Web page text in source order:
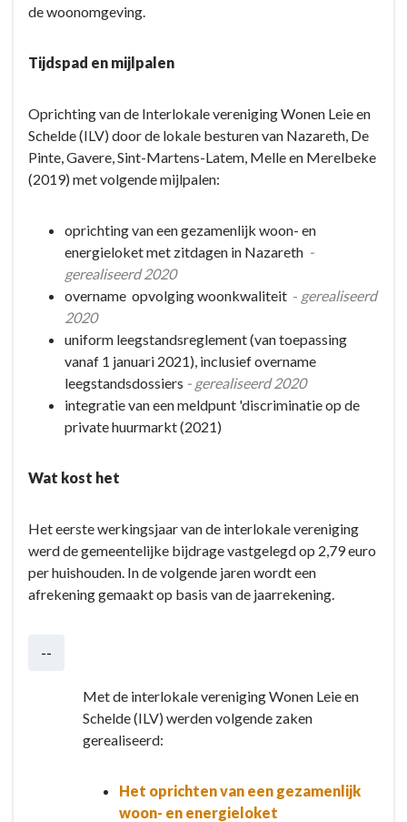
Actieplannen
PA1-
gemeente
waar
het
voor
de woonomgeving.
Tijdspad en mijlpalen
Oprichting van de Interlokale vereniging Wonen Leie en
Schelde (ILV) door de lokale besturen van Nazareth, De
Pinte, Gavere, Sint-Martens-Latem, Melle en Merelbeke
(2019) met volgende mijlpalen:
oprichting van een gezamenlijk woon- en
energieloket met zitdagen in Nazareth -
gerealiseerd 2020
overname opvolging woonkwaliteit - gerealiseerd
2020
uniform leegstandsreglement (van toepassing
vanaf 1 januari 2021), inclusief overname
leegstandsdossiers - gerealiseerd 2020
integratie van een meldpunt 'discriminatie op de
private huurmarkt (2021)
Wat kost het
Het eerste werkingsjaar van de interlokale vereniging
werd de gemeentelijke bijdrage vastgelegd op 2,79 euro
per huishouden. In de volgende jaren wordt een
afrekening gemaakt op basis van de jaarrekening.
--
Met de interlokale vereniging Wonen Leie en
Schelde (ILV) werden volgende zaken
gerealiseerd:
Het oprichten van een gezamenlijk
woon- en energieloket